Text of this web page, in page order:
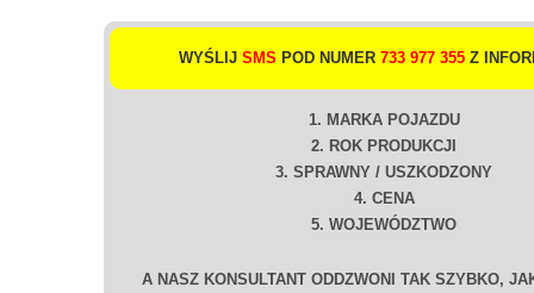
WYŚLIJ SMS POD NUMER 733 977 355Z
1. MARKA POJAZDU
2. ROK PRODUKCJI
3. SPRAWNY / USZKODZONY
4. CENA
5. WOJEWÓDZTWO
A NASZ KONSULTANT ODDZWONI TAK SZYBKO,